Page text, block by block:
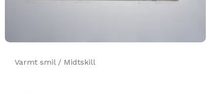
Varmt smil / Midtskill